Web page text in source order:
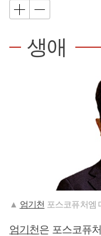
생애
▲ 엄기천 포스코퓨처엠
엄기천은 포스코퓨